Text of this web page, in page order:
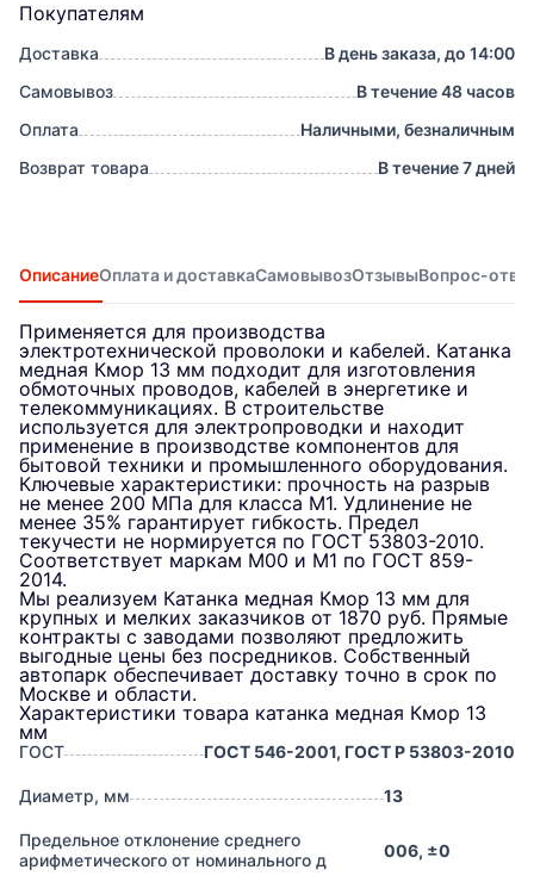
Покупателям
Доставка
В день заказа, до 14:00
Самовывоз
В течение 48 часов
Оплата
Наличными, безналичным
Возврат товара
В течение 7 дней
ОписаниеОплата и доставкаСамовывозОтзывыВопрос-
Применяется для производства
электротехнической проволоки и кабелей. Катанка
медная Кмор 13 мм подходит для изготовления
обмоточных проводов, кабелей в энергетике и
телекоммуникациях. В строительстве
используется для электропроводки и находит
применение в производстве компонентов для
бытовой техники и промышленного оборудования.
Ключевые характеристики: прочность на разрыв
не менее 200 МПа для класса М1. Удлинение не
менее 35% гарантирует гибкость. Предел
текучести не нормируется по ГОСТ 53803-2010.
Соответствует маркам М00 и М1 по ГОСТ 859-
2014.
Мы реализуем Катанка медная Кмор 13 мм для
крупных и мелких заказчиков от 1870 руб. Прямые
контракты с заводами позволяют предложить
выгодные цены без посредников. Собственный
автопарк обеспечивает доставку точно в срок по
Москве и области.
Характеристики товара катанка медная Кмор 13
мм
ГОСТ ГОСТ 546-2001, ГОСТ Р 53803-2010
Диаметр, мм 13
Предельное отклонение среднего
арифметического от номинального д
006, ±0